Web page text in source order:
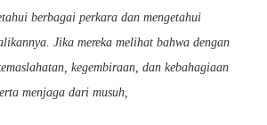
berbagai perkara dan mengetahui
Jika mereka melihat bahwa dengan
kegembiraan, dan kebahagiaan
menjaga dari musuh,